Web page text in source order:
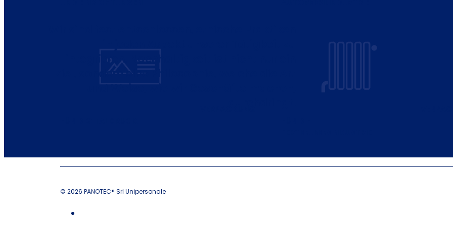
© 2026 PANOTEC® Srl Unipersonale
integrieren. Nachhaltigkeit ist nicht nur ein
Ziel, sondern eine Philosophie, welche die Art
und Weise, wie wir Geschäfte machen,